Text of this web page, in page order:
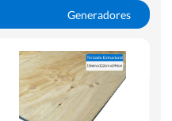
Generadores
Sierras Circulares